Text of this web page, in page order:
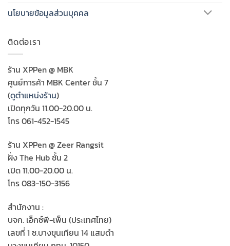
นโยบายข้อมูลส่วนบุคคล
ติดต่อเรา
ร้าน XPPen @ MBK
ศูนย์การค้า MBK Center ชั้น 7
(ดูตำแหน่งร้าน)
เปิดทุกวัน 11.00-20.00 น.
โทร 061-452-1545
ร้าน XPPen @ Zeer Rangsit
ฝั่ง The Hub ชั้น 2
เปิด 11.00-20.00 น.
โทร 083-150-3156
สำนักงาน :
บจก. เอ็กซ์พี-เพ็น (ประเทศไทย)
เลขที่ 1 ซ.บางขุนเทียน 14 แสมดำ